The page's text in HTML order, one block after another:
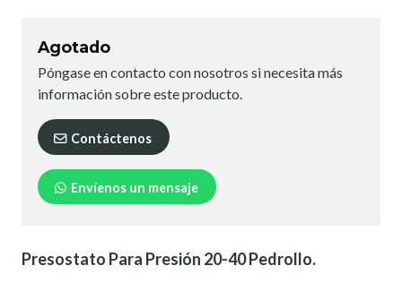
Agotado
Póngase en contacto con nosotros si necesita más
información sobre este producto.
Contáctenos
Envíenos un mensaje
Presostato Para Presión 20-40 Pedrollo.